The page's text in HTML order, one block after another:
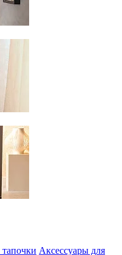
Аксессуары для